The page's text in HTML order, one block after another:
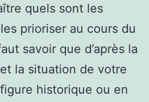
quels sont les
prioriser au cours du
savoir que d’après la
la situation de votre
historique ou en